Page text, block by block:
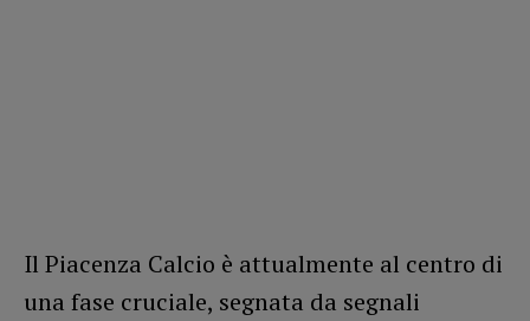
Il Piacenza Calcio è attualmente al centro di
una fase cruciale, segnata da segnali